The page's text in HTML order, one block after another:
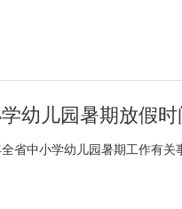
幼儿园暑期放假
省中小学幼儿园暑期工作有关